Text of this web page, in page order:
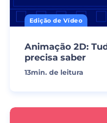
Edição de Vídeo
Animação 2D:
precisa saber
13min. de leitura